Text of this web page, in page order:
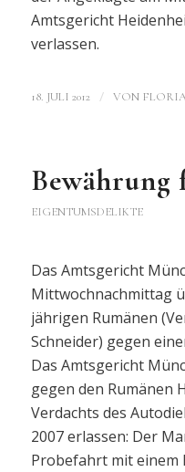
Amtsgericht
verlassen.
18. JULI 2012 / VON
EIGENTUMSDELIKTE
Das Amtsgericht
Mittwochnachmittag
jährigen Rumänen
Schneider) gegen
Das Amtsgericht
gegen den Rumänen
Verdachts des
2007 erlassen: Der
Probefahrt mit einem